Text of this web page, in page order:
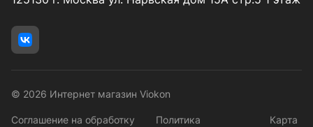
© 2026 Интернет магазин Viokon
Соглашение на обработку Политика Карта